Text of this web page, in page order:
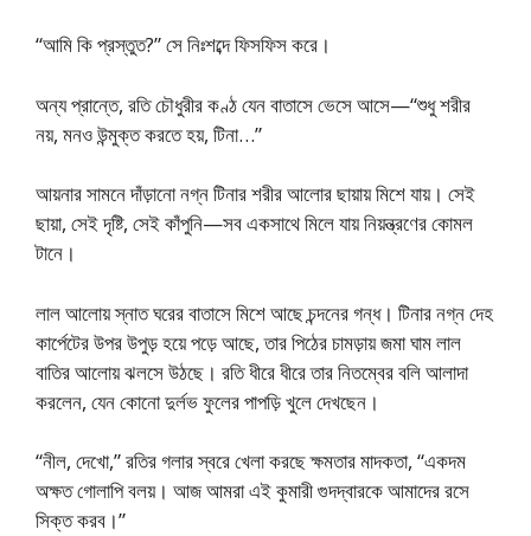
“আমি কি প্রস্তুত?” সে নিঃশব্দে ফিসফিস করে।
অন্য প্রান্তে, রতি চৌধুরীর কণ্ঠ যেন বাতাসে ভেসে আসে—“শুধু শরীর
নয়, মনও উন্মুক্ত করতে হয়, টিনা…”
আয়নার সামনে দাঁড়ানো নগ্ন টিনার শরীর আলোর ছায়ায় মিশে যায়। সেই
ছায়া, সেই দৃষ্টি, সেই কাঁপুনি—সব একসাথে মিলে যায় নিয়ন্ত্রণের কোমল
টানে।
লাল আলোয় স্নাত ঘরের বাতাসে মিশে আছে চন্দনের গন্ধ। টিনার নগ্ন দেহ
কার্পেটের উপর উপুড় হয়ে পড়ে আছে, তার পিঠের চামড়ায় জমা ঘাম লাল
বাতির আলোয় ঝলসে উঠছে। রতি ধীরে ধীরে তার নিতম্বের বলি আলাদা
করলেন, যেন কোনো দুর্লভ ফুলের পাপড়ি খুলে দেখছেন।
“নীল, দেখো,” রতির গলার স্বরে খেলা করছে ক্ষমতার মাদকতা, “একদম
অক্ষত গোলাপি বলয়। আজ আমরা এই কুমারী গুদদ্বারকে আমাদের রসে
সিক্ত করব।”